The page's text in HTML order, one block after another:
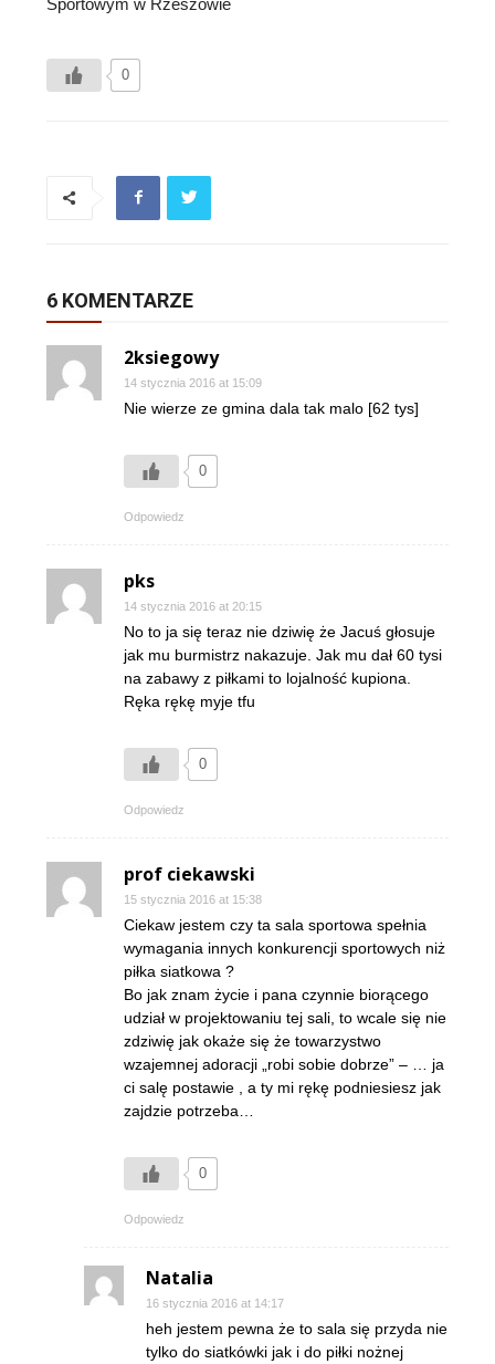
0
6 KOMENTARZE
2ksiegowy
14 stycznia 2016 at 15:09
Nie wierze ze gmina dala tak malo [62 tys]
0
Odpowiedz
pks
14 stycznia 2016 at 20:15
No to ja się teraz nie dziwię że Jacuś głosuje
jak mu burmistrz nakazuje. Jak mu dał 60 tysi
na zabawy z piłkami to lojalność kupiona.
Ręka rękę myje tfu
0
Odpowiedz
prof ciekawski
15 stycznia 2016 at 15:38
Ciekaw jestem czy ta sala sportowa spełnia
wymagania innych konkurencji sportowych niż
piłka siatkowa ?
Bo jak znam życie i pana czynnie biorącego
udział w projektowaniu tej sali, to wcale się nie
zdziwię jak okaże się że towarzystwo
wzajemnej adoracji „robi sobie dobrze” – … ja
ci salę postawie , a ty mi rękę podniesiesz jak
zajdzie potrzeba…
0
Odpowiedz
Natalia
16 stycznia 2016 at 14:17
heh jestem pewna że to sala się przyda nie
tylko do siatkówki jak i do piłki nożnej